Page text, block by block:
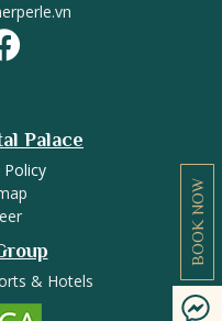
Palace
Policy
& Hotels
BOOK NOW